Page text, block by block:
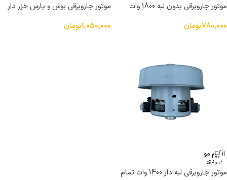
موتور جاروبرقی بدون لبه 1800 وات
780,000تومان
موتور جاروبرقی بوش و پارس خزر دار
1,050,000تومان
اتمام مو
جودی
موتور جاروبرقی لبه دار 1400 وات تمام